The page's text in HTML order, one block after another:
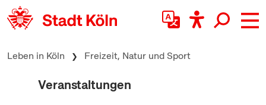
zum Inhalt springen
Leben in Köln Freizeit, Natur und Sport
Veranstaltungen